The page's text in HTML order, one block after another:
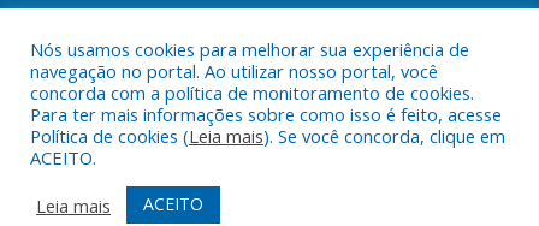
Todos os direitos reservados a Prefeitura Municipal de Jacundá.
Mapa do Site
Acessar Área Administrativa
Nós usamos cookies para melhorar sua experiência de
navegação no portal. Ao utilizar nosso portal, você
concorda com a política de monitoramento de cookies.
Para ter mais informações sobre como isso é feito, acesse
Política de cookies (Leia mais). Se você concorda, clique em
ACEITO.
Leia mais
ACEITO